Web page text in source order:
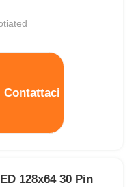
Contattaci
128x64 30 Pin